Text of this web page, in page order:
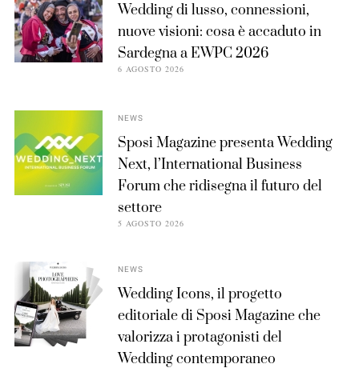
Wedding di lusso, connessioni,
nuove visioni: cosa è accaduto in
Sardegna a EWPC 2026
6 AGOSTO 2026
NEWS
Sposi Magazine presenta Wedding
Next, l’International Business
Forum che ridisegna il futuro del
settore
5 AGOSTO 2026
NEWS
Wedding Icons, il progetto
editoriale di Sposi Magazine che
valorizza i protagonisti del
Wedding contemporaneo